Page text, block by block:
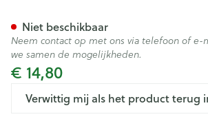
€ 14,80
Verwittig mij als het product terug
Niet beschikbaar
Neem contact op met ons via telefoon of
we samen de mogelijkheden.